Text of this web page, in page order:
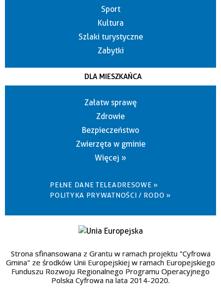
Sport
Kultura
Szlaki turystyczne
Zabytki
DLA MIESZKAŃCA
Załatw sprawę
Zdrowie
Bezpieczeństwo
Zwierzęta w gminie
Więcej »
PEŁNE DANE TELEADRESOWE »
POLITYKA PRYWATNOŚCI / RODO »
Strona sfinansowana z Grantu w ramach projektu "Cyfrowa
Gmina" ze środków Unii Europejskiej w ramach Europejskiego
Funduszu Rozwoju Regionalnego Programu Operacyjnego
Polska Cyfrowa na lata 2014-2020.